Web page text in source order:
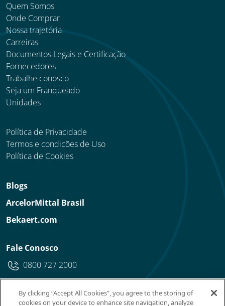
Quem Somos
Onde Comprar
Nossa trajetória
Carreiras
Documentos Legais e Certificação
Fornecedores
Trabalhe conosco
Seja um Franqueado
Unidades
Política de Privacidade
Termos e condicões de Uso
Política de Cookies
Blogs
ArcelorMittal Brasil
Bekaert.com
Fale Conosco
0800 727 2000
By clicking “Accept All Cookies”, you agree to the storing of
cookies on your device to enhance site navigation, analyze